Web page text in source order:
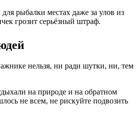
рыбалки местах даже за улов из
грозит серьёзный штраф.
нельзя, ни ради шутки, ни, тем
на природе и на обратном
не всем, не рискуйте подвозить